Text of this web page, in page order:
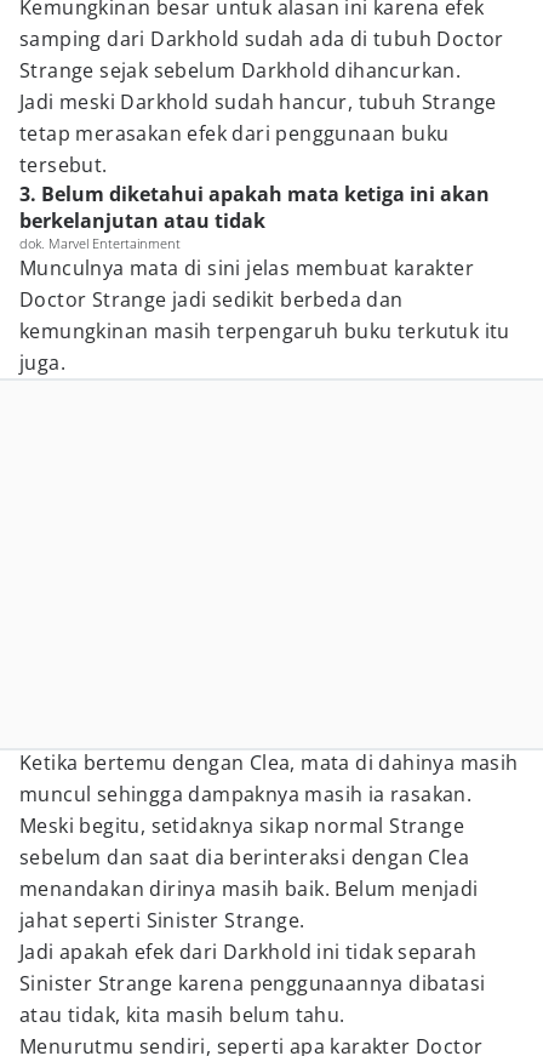
Kemungkinan besar untuk alasan ini karena efek
samping dari Darkhold sudah ada di tubuh Doctor
Strange sejak sebelum Darkhold dihancurkan.
Jadi meski Darkhold sudah hancur, tubuh Strange
tetap merasakan efek dari penggunaan buku
tersebut.
3. Belum diketahui apakah mata ketiga ini akan
berkelanjutan atau tidak
dok. Marvel Entertainment
Munculnya mata di sini jelas membuat karakter
Doctor Strange jadi sedikit berbeda dan
kemungkinan masih terpengaruh buku terkutuk itu
juga.
Ketika bertemu dengan Clea, mata di dahinya masih
muncul sehingga dampaknya masih ia rasakan.
Meski begitu, setidaknya sikap normal Strange
sebelum dan saat dia berinteraksi dengan Clea
menandakan dirinya masih baik. Belum menjadi
jahat seperti Sinister Strange.
Jadi apakah efek dari Darkhold ini tidak separah
Sinister Strange karena penggunaannya dibatasi
atau tidak, kita masih belum tahu.
Menurutmu sendiri, seperti apa karakter Doctor